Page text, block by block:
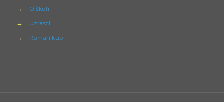
→
O školi
→
Uzrasti
→
Romari kup